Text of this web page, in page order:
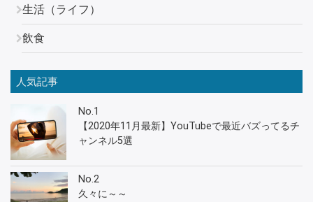
生活（ライフ）
飲食
人気記事
No.1
【2020年11月最新】YouTubeで最近バズってるチ
ャンネル5選
No.2
久々に～～